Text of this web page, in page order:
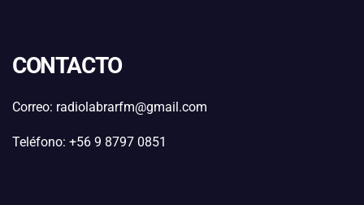
CONTACTO
Correo: radiolabrarfm@gmail.com
Teléfono: +56 9 8797 0851